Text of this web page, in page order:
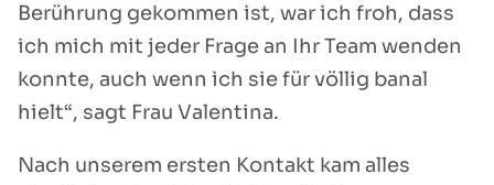
Berührung gekommen ist, war ich froh, dass
ich mich mit jeder Frage an Ihr Team wenden
konnte, auch wenn ich sie für völlig banal
hielt“, sagt Frau Valentina.
Nach unserem ersten Kontakt kam alles